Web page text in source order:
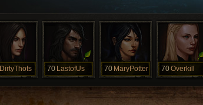
DirtyThots 70 LastofUs 70 MaryPotter 70Overkill